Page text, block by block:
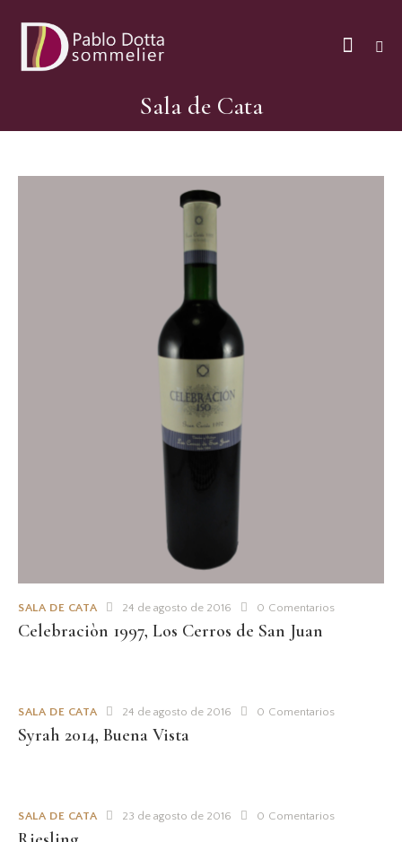
Sala de Cata
SALA DE CATA 24 de agosto de 2016 0 Comentarios
Celebraciòn 1997, Los Cerros de San Juan
SALA DE CATA 24 de agosto de 2016 0 Comentarios
Syrah 2014, Buena Vista
SALA DE CATA 23 de agosto de 2016 0 Comentarios